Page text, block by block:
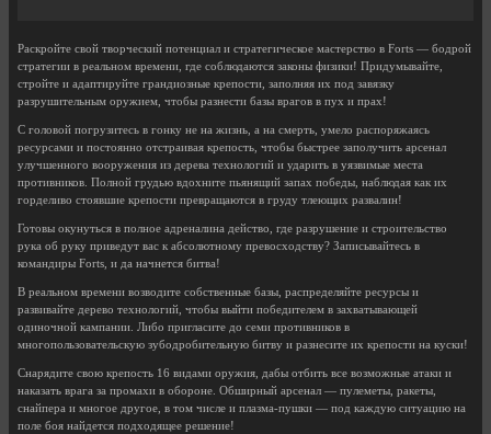
Раскройте свой творческий потенциал и стратегическое мастерство в Forts — бодрой
стратегии в реальном времени, где соблюдаются законы физики! Придумывайте,
стройте и адаптируйте грандиозные крепости, заполняя их под завязку
разрушительным оружием, чтобы разнести базы врагов в пух и прах!
С головой погрузитесь в гонку не на жизнь, а на смерть, умело распоряжаясь
ресурсами и постоянно отстраивая крепость, чтобы быстрее заполучить арсенал
улучшенного вооружения из дерева технологий и ударить в уязвимые места
противников. Полной грудью вдохните пьянящий запах победы, наблюдая как их
горделиво стоявшие крепости превращаются в груду тлеющих развалин!
Готовы окунуться в полное адреналина действо, где разрушение и строительство
рука об руку приведут вас к абсолютному превосходству? Записывайтесь в
командиры Forts, и да начнется битва!
В реальном времени возводите собственные базы, распределяйте ресурсы и
развивайте дерево технологий, чтобы выйти победителем в захватывающей
одиночной кампании. Либо пригласите до семи противников в
многопользовательскую зубодробительную битву и разнесите их крепости на куски!
Снарядите свою крепость 16 видами оружия, дабы отбить все возможные атаки и
наказать врага за промахи в обороне. Обширный арсенал — пулеметы, ракеты,
снайпера и многое другое, в том числе и плазма-пушки — под каждую ситуацию на
поле боя найдется подходящее решение!